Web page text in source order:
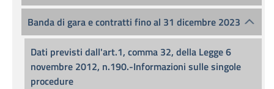
Banda di gara e contratti fino al 31 dicembre 2023
Dati previsti dall'art.1, comma 32, della Legge 6
novembre 2012, n.190.-Informazioni sulle singole
procedure